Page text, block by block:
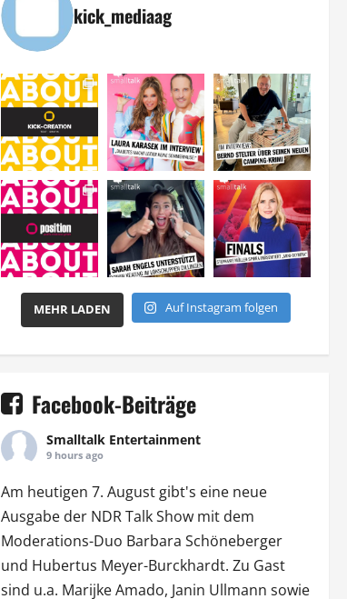
kick_mediaag
MEHR LADEN Auf Instagram folgen
Facebook-Beiträge
Smalltalk Entertainment
9 hours ago
Am heutigen 7. August gibt's eine neue
Ausgabe der NDR Talk Showmit dem
Moderations-Duo Barbara Schöneberger
und Hubertus Meyer-Burckhardt. Zu Gast
sind u.a. Marijke Amado, Janin Ullmann sowie